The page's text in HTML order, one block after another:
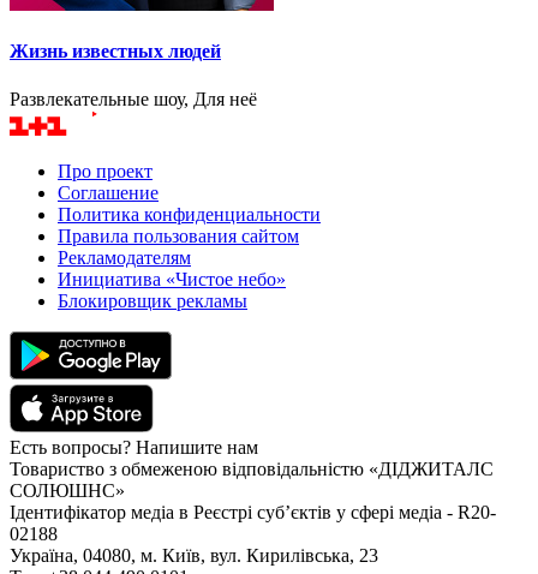
Жизнь известных людей
Развлекательные шоу, Для неё
Про проект
Соглашение
Политика конфиденциальности
Правила пользования сайтом
Рекламодателям
Инициатива «Чистое небо»
Блокировщик рекламы
Есть вопросы? Напишите нам
Товариство з обмеженою відповідальністю «ДІДЖИТАЛС
СОЛЮШНС»
Ідентифікатор медіа в Реєстрі суб’єктів у сфері медіа - R20-
02188
Україна, 04080, м. Київ, вул. Кирилівська, 23